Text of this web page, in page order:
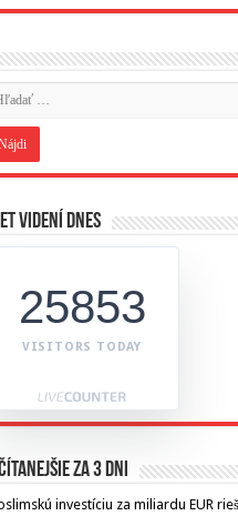
videní dnes
25853
VISITORS TODAY
za 3 dni
investíciu za miliardu EUR